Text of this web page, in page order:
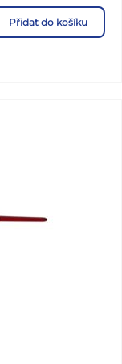
Přidat do košíku